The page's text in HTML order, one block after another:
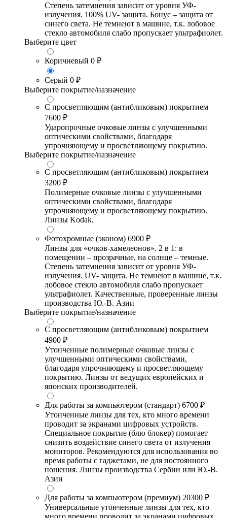
Степень затемнения зависит от уровня УФ-
излучения. 100% UV- защита. Бонус – защита от
синего света. Не темнеют в машине, т.к. лобовое
стекло автомобиля слабо пропускает ультрафиолет.
Выберите цвет
Коричневый 0 ₽
Серый 0 ₽
Выберите покрытие/назначение
С просветляющим (антибликовым) покрытием
7600 ₽
Ударопрочные очковые линзы с улучшенными
оптическими свойствами, благодаря
упрочняющему и просветляющему покрытию.
Выберите покрытие/назначение
С просветляющим (антибликовым) покрытием
3200 ₽
Полимерные очковые линзы с улучшенными
оптическими свойствами, благодаря
упрочняющему и просветляющему покрытию.
Линзы Kodak.
Фотохромные (эконом) 6900 ₽
Линзы для «очков-хамелеонов». 2 в 1: в
помещении – прозрачные, на солнце – темные.
Степень затемнения зависит от уровня УФ-
излучения. UV- защита. Не темнеют в машине, т.к.
лобовое стекло автомобиля слабо пропускает
ультрафиолет. Качественные, проверенные линзы
производства Ю.-В. Азии
Выберите покрытие/назначение
С просветляющим (антибликовым) покрытием
4900 ₽
Утонченные полимерные очковые линзы с
улучшенными оптическими свойствами,
благодаря упрочняющему и просветляющему
покрытию. Линзы от ведущих европейских и
японских производителей.
Для работы за компьютером (стандарт) 6700 ₽
Утонченные линзы для тех, кто много времени
проводит за экранами цифровых устройств.
Специальное покрытие (блю блокер) помогает
снизить воздействие синего света от излучения
мониторов. Рекомендуются для использования во
время работы с гаджетами, не для постоянного
ношения. Линзы производства Сербии или Ю.-В.
Азии
Для работы за компьютером (премиум) 20300 ₽
Универсальные утонченные линзы для тех, кто